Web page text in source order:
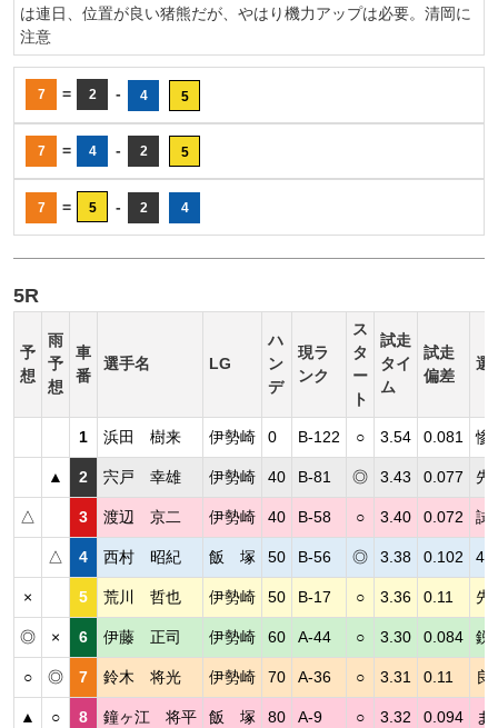
は連日、位置が良い猪熊だが、やはり機力アップは必要。清岡に
注意
7 = 2 - 4 5
7 = 4 - 2 5
7 = 5 - 2 4
5R
予
想
雨
予
想
車
番
選手名 LG
ハ
ン
デ
現ラ
ンク
ス
タ
ー
ト
試走
タイ
ム
試走
偏差
選
1 浜田 樹来 伊勢崎 0 B-122 ○ 3.54 0.081 惨
▲ 2 宍戸 幸雄 伊勢崎 40 B-81 ◎ 3.43 0.077 先
△ 3 渡辺 京二 伊勢崎 40 B-58 ○ 3.40 0.072 試
△ 4 西村 昭紀 飯 塚 50 B-56 ◎ 3.38 0.102 40
× 5 荒川 哲也 伊勢崎 50 B-17 ○ 3.36 0.11 先
◎ × 6 伊藤 正司 伊勢崎 60 A-44 ○ 3.30 0.084 鋭
○ ◎ 7 鈴木 将光 伊勢崎 70 A-36 ○ 3.31 0.11 良
▲ ○ 8 鐘ヶ江 将平 飯 塚 80 A-9 ○ 3.32 0.094 ま